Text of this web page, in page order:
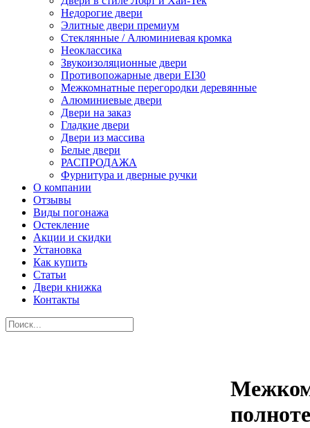
Недорогие двери
Элитные двери премиум
Стеклянные / Алюминиевая кромка
Неоклассика
Звукоизоляционные двери
Противопожарные двери EI30
Межкомнатные перегородки деревянные
Алюминиевые двери
Двери на заказ
Гладкие двери
Двери из массива
Белые двери
РАСПРОДАЖА
Фурнитура и дверные ручки
О компании
Отзывы
Виды погонажа
Остекление
Акции и скидки
Установка
Как купить
Статьи
Двери книжка
Контакты